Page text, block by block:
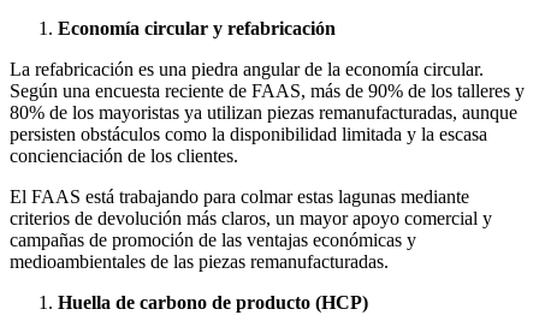
Economía circular y refabricación
La refabricación es una piedra angular de la economía circular.
Según una encuesta reciente de FAAS, más de 90% de los talleres y
80% de los mayoristas ya utilizan piezas remanufacturadas, aunque
persisten obstáculos como la disponibilidad limitada y la escasa
concienciación de los clientes.
El FAAS está trabajando para colmar estas lagunas mediante
criterios de devolución más claros, un mayor apoyo comercial y
campañas de promoción de las ventajas económicas y
medioambientales de las piezas remanufacturadas.
Huella de carbono de producto (HCP)